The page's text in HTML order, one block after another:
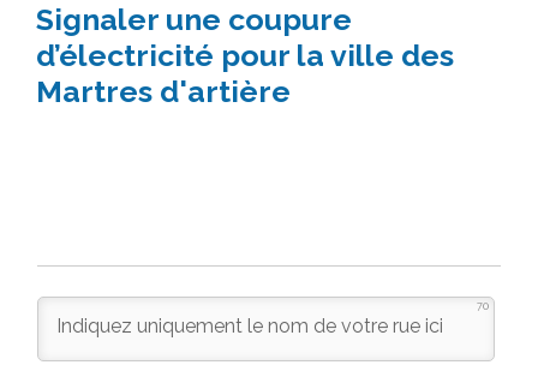
Signaler une coupure
d’électricité pour la ville des
Martres d'artière
70